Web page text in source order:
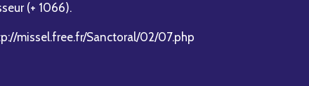
(+ 1066).
missel.free.fr/Sanctoral/02/07.php